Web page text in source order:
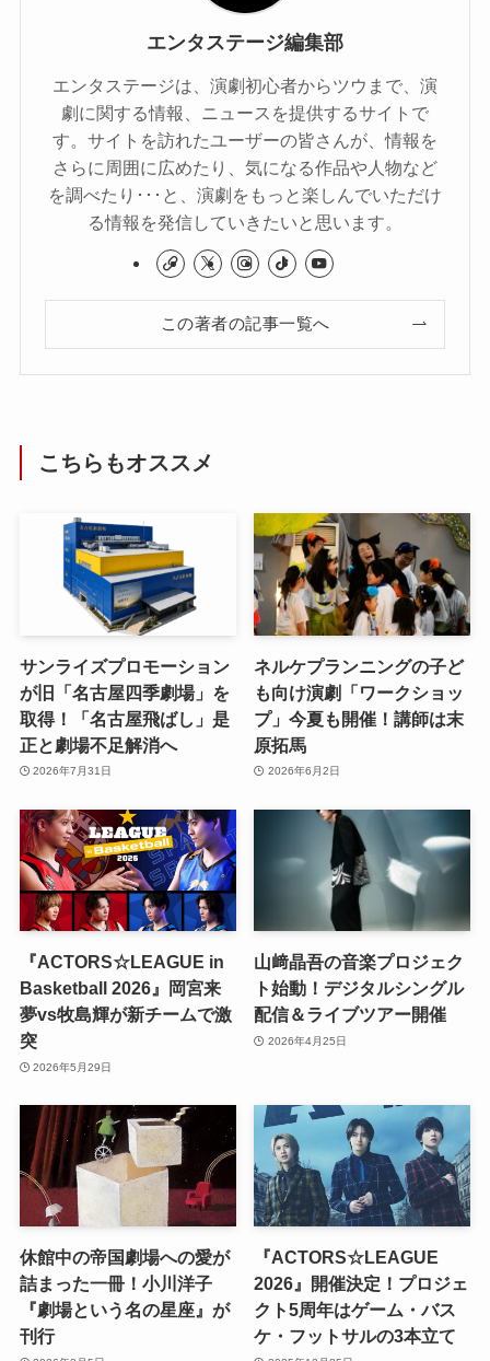
エンタステージ編集部
エンタステージは、演劇初心者からツウまで、演
劇に関する情報、ニュースを提供するサイトで
す。サイトを訪れたユーザーの皆さんが、情報を
さらに周囲に広めたり、気になる作品や人物など
を調べたり･･･と、演劇をもっと楽しんでいただけ
る情報を発信していきたいと思います。
この著者の記事一覧へ
こちらもオススメ
サンライズプロモーション
が旧「名古屋四季劇場」を
取得！「名古屋飛ばし」是
正と劇場不足解消へ
2026年7月31日
ネルケプランニングの子ど
も向け演劇「ワークショッ
プ」今夏も開催！講師は末
原拓馬
2026年6月2日
『ACTORS☆LEAGUE in
Basketball 2026』岡宮来
夢vs牧島輝が新チームで激
突
2026年5月29日
山﨑晶吾の音楽プロジェク
ト始動！デジタルシングル
配信＆ライブツアー開催
2026年4月25日
休館中の帝国劇場への愛が
詰まった一冊！小川洋子
『劇場という名の星座』が
刊行
『ACTORS☆LEAGUE
2026』開催決定！プロジェ
クト5周年はゲーム・バス
ケ・フットサルの3本立て